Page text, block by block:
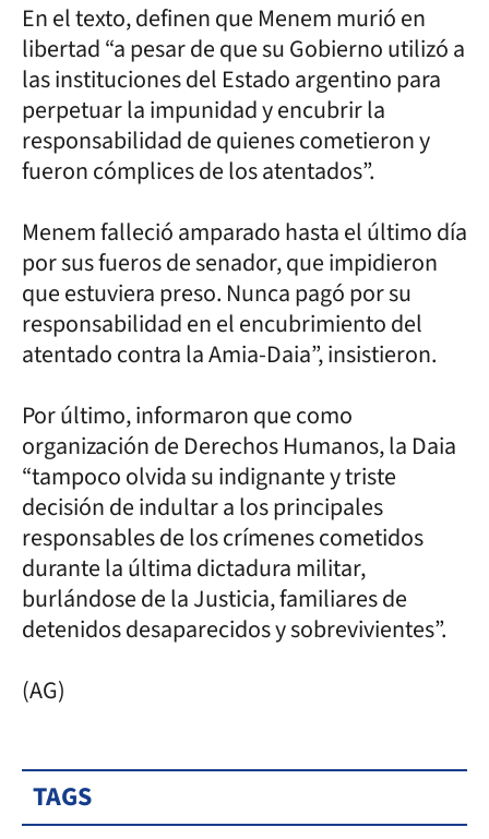
En el texto, definen que Menem murió en
libertad “a pesar de que su Gobierno utilizó a
las instituciones del Estado argentino para
perpetuar la impunidad y encubrir la
responsabilidad de quienes cometieron y
fueron cómplices de los atentados”.
Menem falleció amparado hasta el último día
por sus fueros de senador, que impidieron
que estuviera preso. Nunca pagó por su
responsabilidad en el encubrimiento del
atentado contra la Amia-Daia”, insistieron.
Por último, informaron que como
organización de Derechos Humanos, la Daia
“tampoco olvida su indignante y triste
decisión de indultar a los principales
responsables de los crímenes cometidos
durante la última dictadura militar,
burlándose de la Justicia, familiares de
detenidos desaparecidos y sobrevivientes”.
(AG)
TAGS